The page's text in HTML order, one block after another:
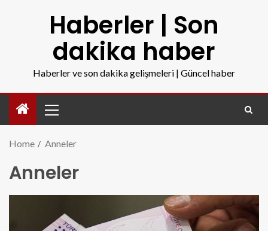
Haberler | Son
dakika haber
Haberler ve son dakika gelişmeleri | Güncel haber
Home Anneler
Anneler